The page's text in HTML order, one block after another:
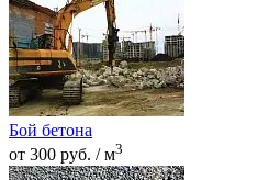
Бой бетона
от 300 руб. / м3